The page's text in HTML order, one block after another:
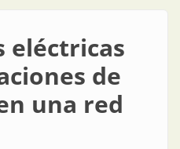
eléctricas
de
una red